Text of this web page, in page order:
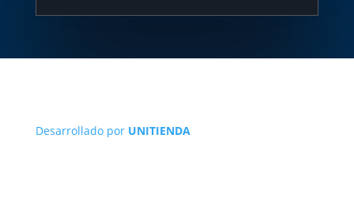
Desarrollado por UNITIENDA